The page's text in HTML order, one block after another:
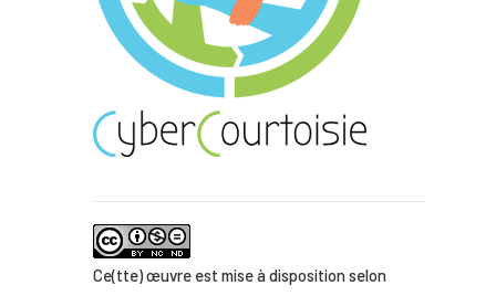
Ce(tte) œuvre est mise à disposition selon